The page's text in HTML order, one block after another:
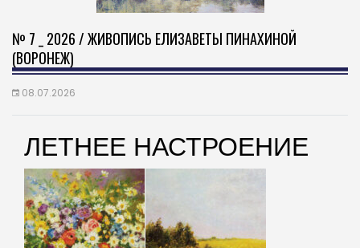
№ 7 _ 2026 / ЖИВОПИСЬ ЕЛИЗАВЕТЫ ПИНАХИНОЙ
(ВОРОНЕЖ)
08.07.2026
ЛЕТНЕЕ НАСТРОЕНИЕ